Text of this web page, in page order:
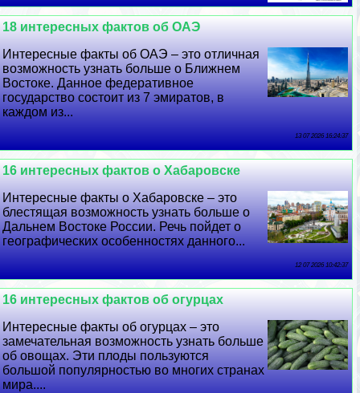
18 интересных фактов об ОАЭ
Интересные факты об ОАЭ – это отличная
возможность узнать больше о Ближнем
Востоке. Данное федеративное
государство состоит из 7 эмиратов, в
каждом из...
13 07 2026 16:24:37
16 интересных фактов о Хабаровске
Интересные факты о Хабаровске – это
блестящая возможность узнать больше о
Дальнем Востоке России. Речь пойдет о
географических особенностях данного...
12 07 2026 10:42:37
16 интересных фактов об огурцах
Интересные факты об огурцах – это
замечательная возможность узнать больше
об овощах. Эти плоды пользуются
большой популярностью во многих странах
мира....